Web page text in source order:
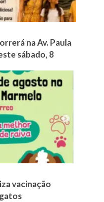
na Av. Paula
sábado, 8
vacinação